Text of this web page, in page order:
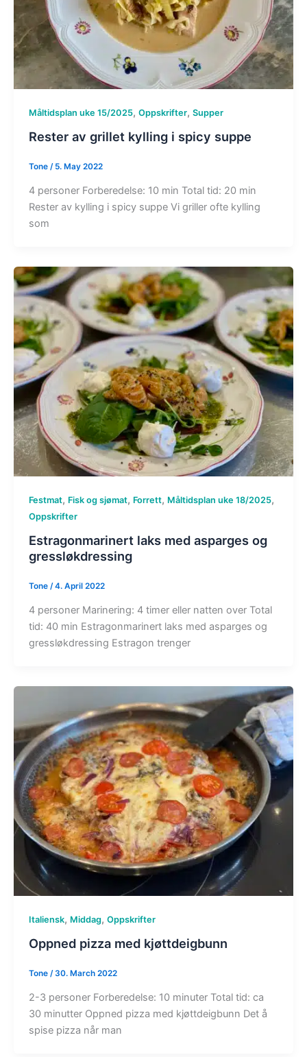
Måltidsplan uke 15/2025, Oppskrifter, Supper
Rester av grillet kylling i spicy suppe
Tone / 5. May 2022
4 personer Forberedelse: 10 min Total tid: 20 min
Rester av kylling i spicy suppe Vi griller ofte kylling
som
Festmat, Fisk og sjømat, Forrett, Måltidsplan uke 18/2025,
Oppskrifter
Estragonmarinert laks med asparges og
gressløkdressing
Tone /4. April 2022
4 personer Marinering: 4 timer eller natten over Total
tid: 40 min Estragonmarinert laks med asparges og
gressløkdressing Estragon trenger
Italiensk, Middag, Oppskrifter
Oppned pizza med kjøttdeigbunn
Tone /30. March 2022
2-3 personer Forberedelse: 10 minuter Total tid: ca
30 minutter Oppned pizza med kjøttdeigbunn Det å
spise pizza når man